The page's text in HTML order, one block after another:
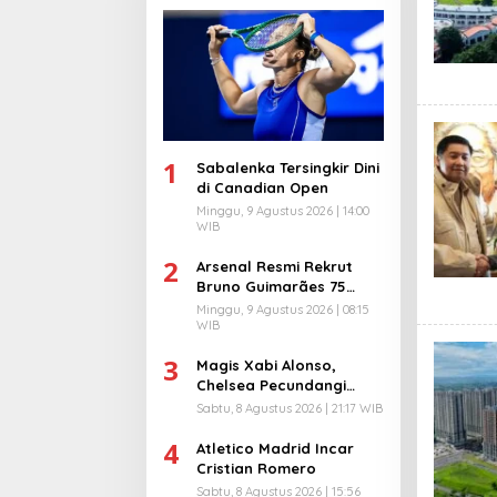
1
Sabalenka Tersingkir Dini
di Canadian Open
Minggu, 9 Agustus 2026 | 14:00
WIB
2
Arsenal Resmi Rekrut
Bruno Guimarães 75
Juta Pound
Minggu, 9 Agustus 2026 | 08:15
WIB
3
Magis Xabi Alonso,
Chelsea Pecundangi
Milan
Sabtu, 8 Agustus 2026 | 21:17 WIB
4
Atletico Madrid Incar
Cristian Romero
Sabtu, 8 Agustus 2026 | 15:56